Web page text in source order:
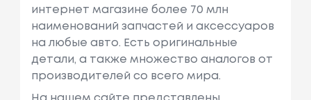
интернет магазине более 70 млн
наименований запчастей и аксессуаров
на любые авто. Есть оригинальные
детали, а также множество аналогов от
производителей со всего мира.